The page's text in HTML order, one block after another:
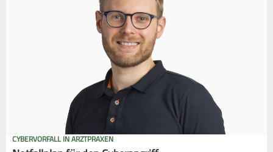
CYBERVORFALL IN ARZTPRAXEN